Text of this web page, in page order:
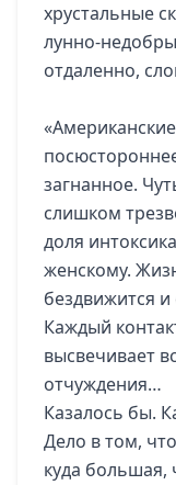
хрустальные
лунно-
отдаленно,
загнанное.
слишком
доля
женскому.
бездвижится и
Каждый
высвечивает
отчуждения…
Казалось бы.
Дело в том,
куда большая,